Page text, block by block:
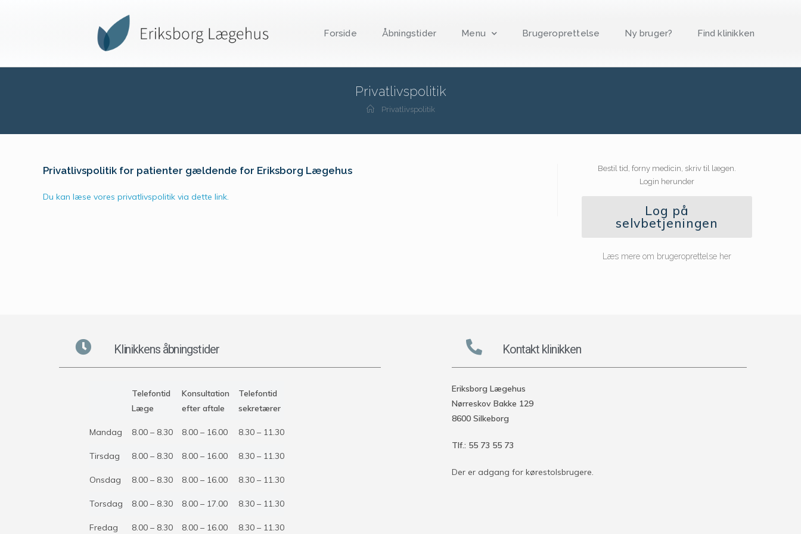
Forside Åbningstider Menu Brugeroprettelse Ny bruger? Find klinikken
Privatlivspolitik
Privatlivspolitik
Privatlivspolitik for patienter gældende for Eriksborg Lægehus
Du kan læse vores privatlivspolitik via dette link.
Bestil tid, forny medicin, skriv til lægen.
Login herunder
Log på
selvbetjeningen
Læs mere om brugeroprettelse her
Klinikkens åbningstider
Telefontid
Læge
Konsultation
efter aftale
Telefontid
sekretærer
Mandag 8.00 – 8.30 8.00 – 16.00 8.30 – 11.30
Tirsdag 8.00 – 8.30 8.00 – 16.00 8.30 – 11.30
Onsdag 8.00 – 8.30 8.00 – 16.00 8.30 – 11.30
Torsdag 8.00 – 8.30 8.00 – 17.00 8.30 – 11.30
Fredag 8.00 – 8.30 8.00 – 16.00 8.30 – 11.30
Kontakt klinikken
Eriksborg Lægehus
Nørreskov Bakke 129
8600 Silkeborg
Tlf.: 55 73 55 73
Der er adgang for kørestolsbrugere.